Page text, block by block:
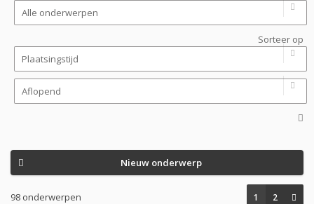
Sorteer op
Nieuw onderwerp
98 onderwerpen 1 2